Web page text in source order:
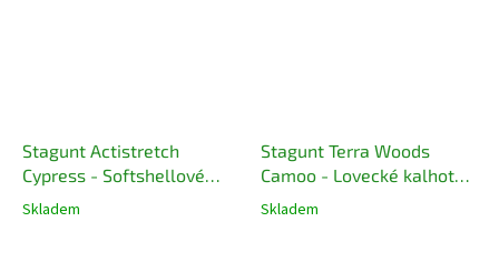
Stagunt Actistretch
Cypress - Softshellové
lovecké kalhoty, zelené
Skladem
Stagunt Terra Woods
Camoo - Lovecké kalhoty,
zelené
Skladem